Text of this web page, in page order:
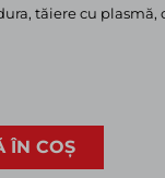
tăiere cu plasmă,
ÎN COȘ